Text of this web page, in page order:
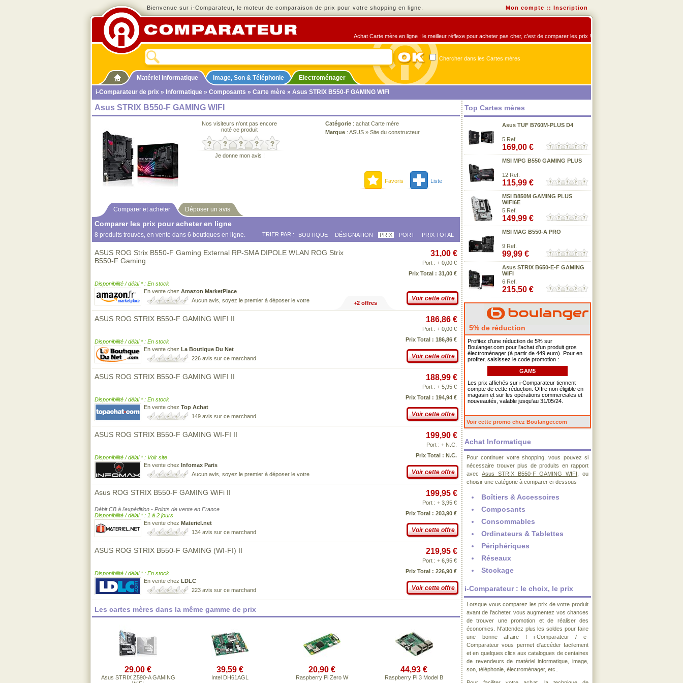
Bienvenue sur i-Comparateur, le moteur de comparaison de prix pour votre shopping en ligne. Mon compte :: Inscription
Achat Carte mère en ligne : le meilleur réflexe pour acheter pas cher, c'est de comparer les prix !
Chercher dans les Cartes mères
Matériel informatique Image, Son & Téléphonie
Electroménager
i-Comparateur de prix » Informatique » Composants » Carte mère » Asus STRIX B550-F GAMING WIFI
Asus STRIX B550-F GAMING WIFI
Nos visiteurs n'ont pas encore
noté ce produit
Je donne mon avis !
Catégorie : achat Carte mère
Marque : ASUS » Site du constructeur
Favoris Liste
Comparer et acheter Déposer un avis
Comparer les prix pour acheter en ligne
8 produits trouvés, en vente dans 6 boutiques en ligne. TRIER PAR : BOUTIQUE DÉSIGNATION PRIX PORT PRIX TOTAL
ASUS ROG Strix B550-F Gaming External RP-SMA DIPOLE WLAN ROG Strix
B550-F Gaming
Disponibilité / délai * : En stock
En vente chez Amazon MarketPlace
Aucun avis, soyez le premier à déposer le votre
31,00 €
Port : + 0,00 €
Prix Total : 31,00 €
Voir cette offre
+2 offres
ASUS ROG STRIX B550-F GAMING WIFI II
Disponibilité / délai * : En stock
En vente chez La Boutique Du Net
226 avis sur ce marchand
186,86 €
Port : + 0,00 €
Prix Total : 186,86 €
Voir cette offre
ASUS ROG STRIX B550-F GAMING WIFI II
Disponibilité / délai * : En stock
En vente chez Top Achat
149 avis sur ce marchand
188,99 €
Port : + 5,95 €
Prix Total : 194,94 €
Voir cette offre
ASUS ROG STRIX B550-F GAMING WI-FI II
Disponibilité / délai * : Voir site
En vente chez Infomax Paris
Aucun avis, soyez le premier à déposer le votre
199,90 €
Port : + N.C.
Prix Total : N.C.
Voir cette offre
Asus ROG STRIX B550-F GAMING WiFi II
Débit CB à l'expédition - Points de vente en France
Disponibilité / délai * : 1 à 2 jours
En vente chez Materiel.net
134 avis sur ce marchand
199,95 €
Port : + 3,95 €
Prix Total : 203,90 €
Voir cette offre
ASUS ROG STRIX B550-F GAMING (WI-FI) II
Disponibilité / délai * : En stock
En vente chez LDLC
223 avis sur ce marchand
219,95 €
Port : + 6,95 €
Prix Total : 226,90 €
Voir cette offre
Les cartes mères dans la même gamme de prix
29,00 €
Asus STRIX Z590-A GAMING
39,59 €
Intel DH61AGL
20,90 €
Raspberry Pi Zero W
44,93 €
Raspberry Pi 3 Model B
Top Cartes mères
Asus TUF B760M-PLUS D4
5 Ref.
169,00 €
MSI MPG B550 GAMING PLUS
12 Ref.
115,99 €
MSI B850M GAMING PLUS
WIFI6E
5 Ref.
149,99 €
MSI MAG B550-A PRO
9 Ref.
99,99 €
Asus STRIX B650-E-F GAMING
WIFI
6 Ref.
215,50 €
5% de réduction
Profitez d'une réduction de 5% sur
Boulanger.com pour l'achat d'un produit gros
électroménager (à partir de 449 euro). Pour en
profiter, saisissez le code promotion :
GAM5
Les prix affichés sur i-Comparateur tiennent
compte de cette réduction. Offre non éligible en
magasin et sur les opérations commerciales et
nouveautés, valable jusqu'au 31/05/24.
Voir cette promo chez Boulanger.com
Achat Informatique
Pour continuer votre shopping, vous pouvez si
nécessaire trouver plus de produits en rapport
avec Asus STRIX B550-F GAMING WIFI , ou
choisir une catégorie à comparer ci-dessous
Boîtiers & Accessoires
Composants
Consommables
Ordinateurs & Tablettes
Périphériques
Réseaux
Stockage
i-Comparateur : le choix, le prix
Lorsque vous comparez les prix de votre produit
avant de l'acheter, vous augmentez vos chances
de trouver une promotion et de réaliser des
économies. N'attendez plus les soldes pour faire
une bonne affaire ! i-Comparateur / e-
Comparateur vous permet d'accéder facilement
et en quelques clics aux catalogues de centaines
de revendeurs de matériel informatique, image,
son, téléphonie, électroménager, etc..